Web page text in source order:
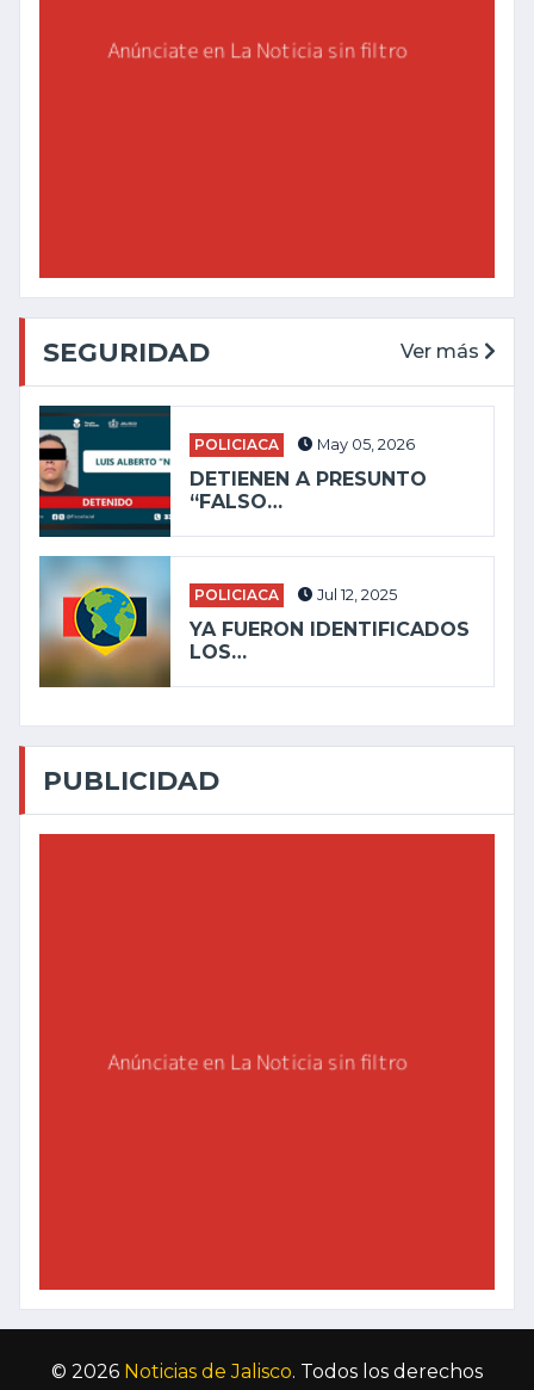
SEGURIDAD Ver más
POLICIACA May 05, 2026
DETIENEN A PRESUNTO
“FALSO…
POLICIACA Jul 12, 2025
YA FUERON IDENTIFICADOS
LOS…
PUBLICIDAD
© 2026 Noticias de Jalisco. Todos los derechos